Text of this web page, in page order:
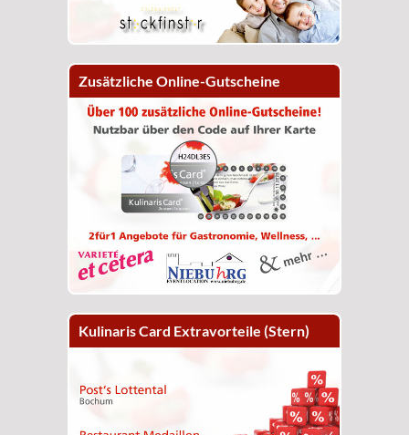
Zusätzliche Online-Gutscheine
Kulinaris Card Extravorteile (Stern)